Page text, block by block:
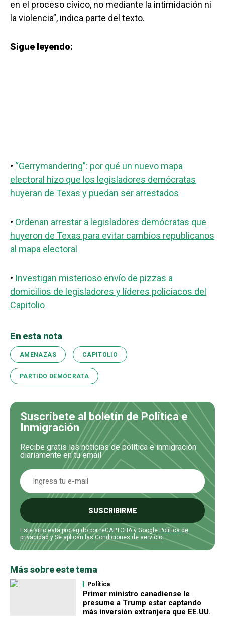
en el proceso cívico, no mediante la intimidación ni
la violencia”, indica parte del texto.
Sigue leyendo:
• “Gerrymandering”: por qué un nuevo mapa
electoral hizo que los legisladores demócratas
huyeran de Texas y puedan ser arrestados
• Ordenan arrestar a legisladores demócratas que
huyeron de Texas para evitar cambios republicanos
al mapa electoral
• Investigan misterioso envío de pizzas a
domicilios de legisladores y líderes policiacos del
Capitolio
En esta nota
AMENAZAS CAPITOLIO
PARTIDO DEMÓCRATA
Suscríbete al boletín de Política e
Inmigración
Recibe gratis las noticias de política e inmigración
diariamente en tu email
SUSCRIBIRME
Este sitio está protegido por reCAPTCHA y Google Política de
privacidad y Se aplican lasCondiciones de servicio.
Más sobre este tema
Política
Primer ministro canadiense le
presume a Trump estar captando
más inversión extranjera que EE.UU.